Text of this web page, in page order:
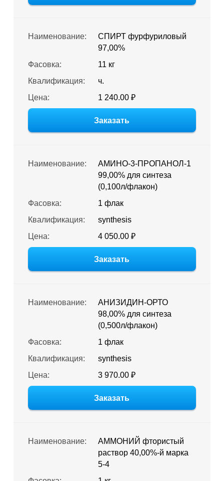
Наименование:
СПИРТ фурфуриловый
97,00%
Фасовка:
11 кг
Квалификация:
ч.
Цена:
1 240.00 ₽
Заказать
Наименование:
АМИНО-3-ПРОПАНОЛ-1
99,00% для синтеза
(0,100л/флакон)
Фасовка:
1 флак
Квалификация:
synthesis
Цена:
4 050.00 ₽
Заказать
Наименование:
АНИЗИДИН-ОРТО
98,00% для синтеза
(0,500л/флакон)
Фасовка:
1 флак
Квалификация:
synthesis
Цена:
3 970.00 ₽
Заказать
Наименование:
АММОНИЙ фтористый
раствор 40,00%-й марка
5-4